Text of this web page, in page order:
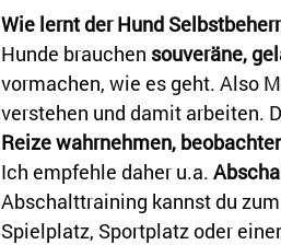
Wie lernt der Hund
Hunde brauchen souveräne,
vormachen, wie es geht. Also
verstehen und damit arbeiten.
Reize wahrnehmen,
Ich empfehle daher u.a.
Abschalttraining kannst du
Spielplatz, Sportplatz oder